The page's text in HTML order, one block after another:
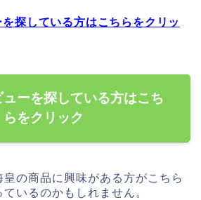
探している方はこちらをクリッ
ーを探している方はこち
らをクリック
皇の商品に興味がある方がこちら
いるのかもしれません。